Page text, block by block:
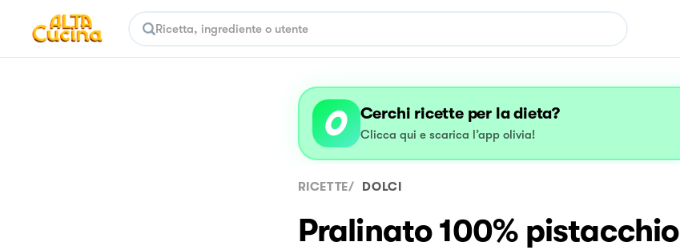
Cerchi ricette per la dieta?
Clicca qui e scarica l’app olivia!
RICETTE/ DOLCI
Pralinato 100% pistacchio